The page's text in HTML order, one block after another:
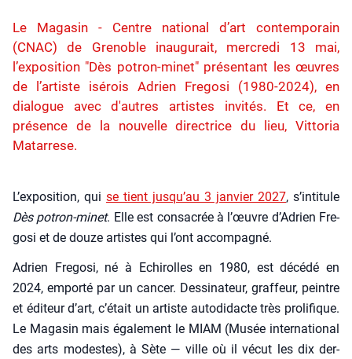
Le Magasin - Centre national d’art contemporain
(CNAC) de Grenoble inaugurait, mercredi 13 mai,
l’exposition "Dès potron-minet" présentant les œuvres
de l’artiste isérois Adrien Fregosi (1980-2024), en
dialogue avec d'autres artistes invités. Et ce, en
présence de la nouvelle directrice du lieu, Vittoria
Matarrese.
L’exposition, qui se tient jusqu’au 3 jan­vier 2027, s’intitule
Dès potron-minet. Elle est consa­crée à l’œuvre d’Adrien Fre­
go­si et de douze artistes qui l’ont accom­pa­gné.
Adrien Fre­go­si, né à Echi­rolles en 1980, est décé­dé en
2024, empor­té par un can­cer. Des­si­na­teur, graf­feur, peintre
et édi­teur d’art, c’é­tait un artiste auto­di­dacte très pro­li­fique.
Le Maga­sin mais éga­le­ment le MIAM (Musée inter­na­tio­nal
des arts modestes), à Sète — ville où il vécut les dix der­